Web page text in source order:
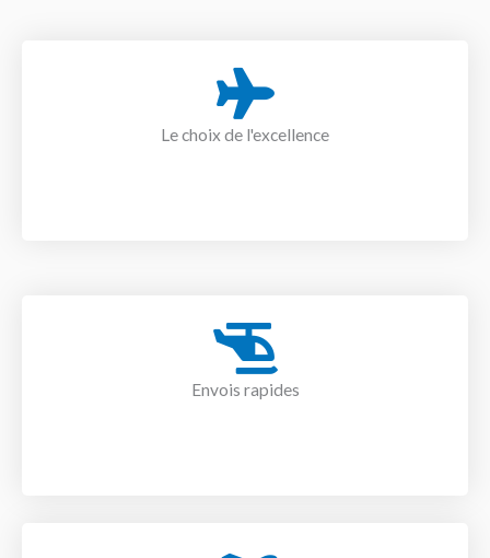
Le choix de l'excellence
Envois rapides